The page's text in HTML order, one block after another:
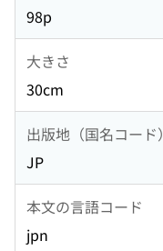
98p
大きさ
30cm
出版地（国名コード）
JP
本文の言語コード
jpn